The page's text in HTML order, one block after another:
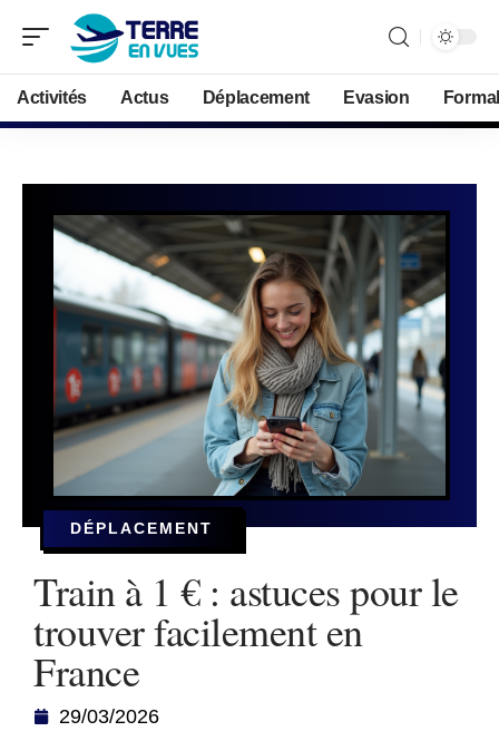
Activités Actus Déplacement Evasion
DÉPLACEMENT
Train à 1 € : astuces pour le
trouver facilement en
France
29/03/2026